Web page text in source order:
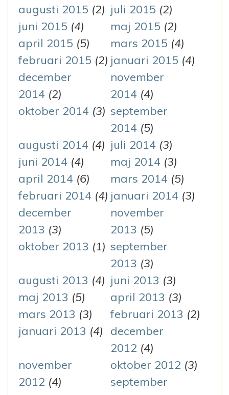
augusti 2015 (2) juli 2015 (2)
juni 2015 (4) maj 2015 (2)
april 2015 (5) mars 2015 (4)
februari 2015 (2) januari 2015 (4)
december
2014 (2)
november
2014 (4)
oktober 2014 (3) september
2014 (5)
augusti 2014 (4) juli 2014 (3)
juni 2014 (4) maj 2014 (3)
april 2014 (6) mars 2014 (5)
februari 2014 (4) januari 2014 (3)
december
2013 (3)
november
2013 (5)
oktober 2013 (1) september
2013 (3)
augusti 2013 (4) juni 2013 (3)
maj 2013 (5) april 2013 (3)
mars 2013 (3) februari 2013 (2)
januari 2013 (4)
december
2012 (4)
november
2012 (4)
oktober 2012 (3)
september